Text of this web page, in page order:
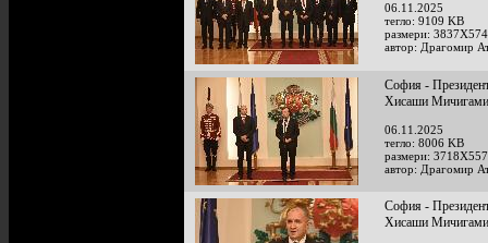
06.11.2025
тегло: 9109 KB
размери:
автор: Драгомир
София -
Хисаши Мичигами
06.11.2025
тегло: 8006 KB
размери:
автор: Драгомир
София -
Хисаши Мичигами